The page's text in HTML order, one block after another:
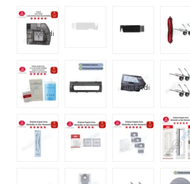
Tükendi
Tükendi